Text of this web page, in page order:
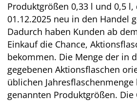
Produktgrößen 0,33 l und 0,5 l,
01.12.2025 neu in den Handel
Dadurch haben Kunden ab
Einkauf die Chance,
bekommen. Die Menge der in
gegebenen Aktionsflaschen
üblichen Jahresflaschenmenge
genannten Produktgrößen. Die